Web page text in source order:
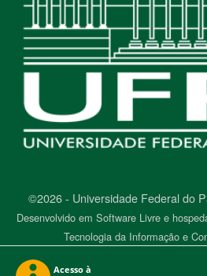
©2026 - Universidade Federal do
Desenvolvido em Software Livre e
Tecnologia da Informação e